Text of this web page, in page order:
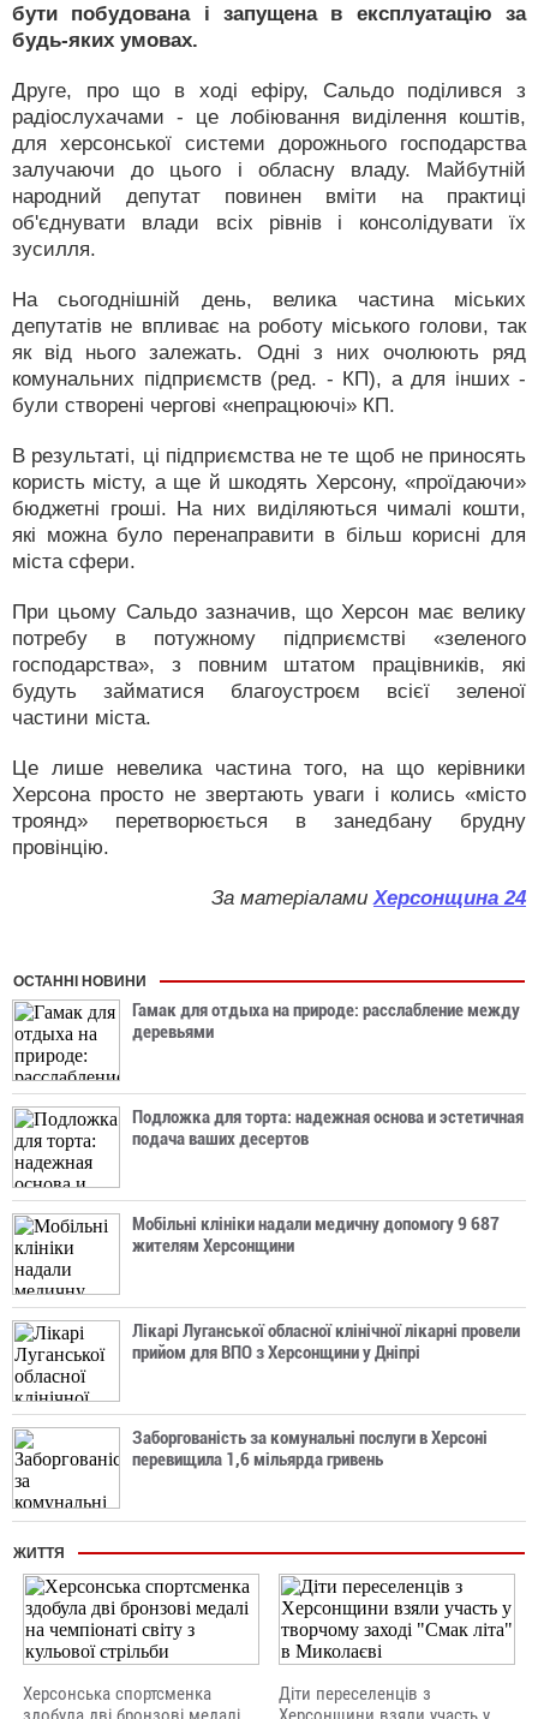
бути побудована і запущена в експлуатацію за
будь-яких умовах.
Друге, про що в ході ефіру, Сальдо поділився з
радіослухачами - це лобіювання виділення коштів,
для херсонської системи дорожнього господарства
залучаючи до цього і обласну владу. Майбутній
народний депутат повинен вміти на практиці
об'єднувати влади всіх рівнів і консолідувати їх
зусилля.
На сьогоднішній день, велика частина міських
депутатів не впливає на роботу міського голови, так
як від нього залежать. Одні з них очолюють ряд
комунальних підприємств (ред. - КП), а для інших -
були створені чергові «непрацюючі» КП.
В результаті, ці підприємства не те щоб не приносять
користь місту, а ще й шкодять Херсону, «проїдаючи»
бюджетні гроші. На них виділяються чималі кошти,
які можна було перенаправити в більш корисні для
міста сфери.
При цьому Сальдо зазначив, що Херсон має велику
потребу в потужному підприємстві «зеленого
господарства», з повним штатом працівників, які
будуть займатися благоустроєм всієї зеленої
частини міста.
Це лише невелика частина того, на що керівники
Херсона просто не звертають уваги і колись «місто
троянд» перетворюється в занедбану брудну
провінцію.
За матеріаламиХерсонщина 24
ОСТАННІ НОВИНИ
Гамак для отдыха на природе: расслабление между
деревьями
Подложка для торта: надежная основа и эстетичная
подача ваших десертов
Мобільні клініки надали медичну допомогу 9 687
жителям Херсонщини
Лікарі Луганської обласної клінічної лікарні провели
прийом для ВПО з Херсонщини у Дніпрі
Заборгованість за комунальні послуги в Херсоні
перевищила 1,6 мільярда гривень
ЖИТТЯ
Херсонська спортсменка
Діти переселенців з